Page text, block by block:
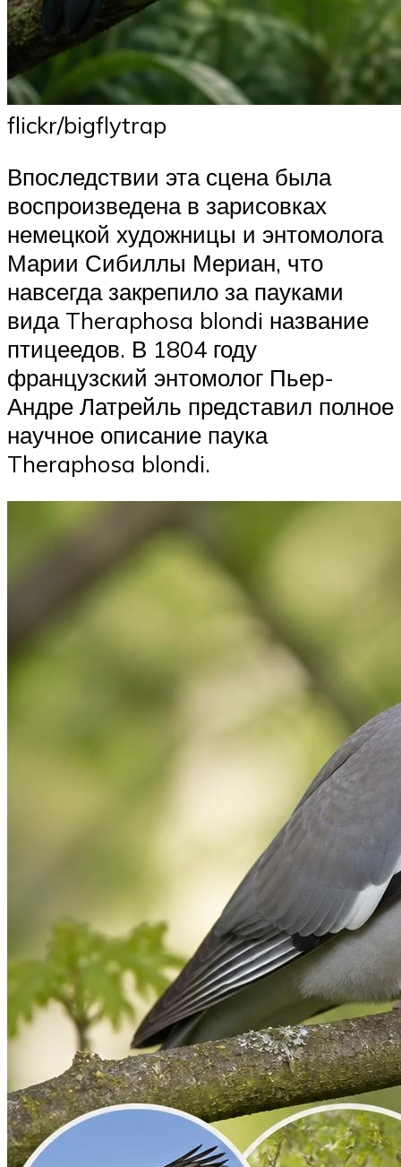
flickr/bigflytrap
Впоследствии эта сцена была
воспроизведена в зарисовках
немецкой художницы и энтомолога
Марии Сибиллы Мериан, что
навсегда закрепило за пауками
вида Theraphosa blondi название
птицеедов. В 1804 году
французский энтомолог Пьер-
Андре Латрейль представил полное
научное описание паука
Theraphosa blondi.